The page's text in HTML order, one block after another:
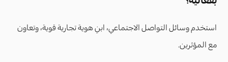
استخدم وسائل التواصل الاجتماعي، ابنِ هوية تجارية قوية، وتعاون
مع المؤثرين.